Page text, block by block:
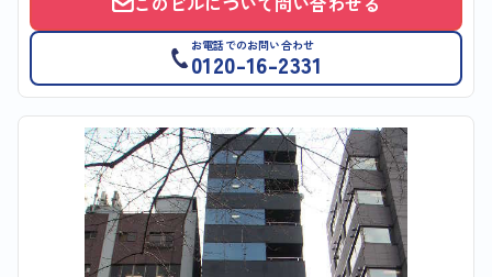
お電話でのお問い合わせ
0120-16-2331